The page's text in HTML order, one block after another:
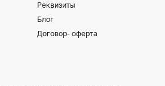
Реквизиты
Блог
Договор- оферта